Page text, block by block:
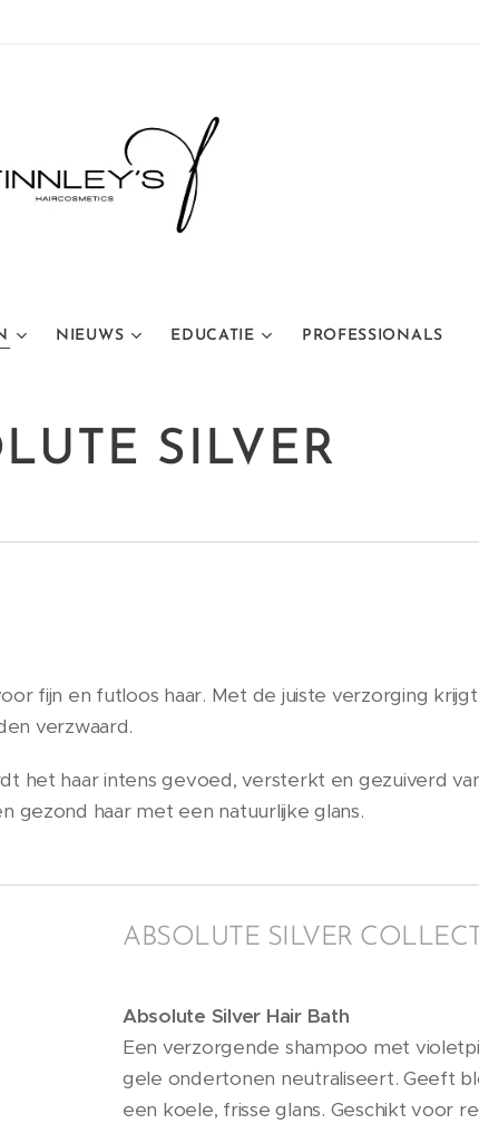
NIEUWS EDUCATIE PROFESSIONALS
SILVER
fijn en futloos haar. Met de juiste verzorging
verzwaard.
het haar intens gevoed, versterkt en gezuiverd
gezond haar met een natuurlijke glans.
ABSOLUTE SILVER
Absolute Silver Hair Bath
Een verzorgende shampoo met
gele ondertonen neutraliseert. Geeft
een koele, frisse glans. Geschikt voor